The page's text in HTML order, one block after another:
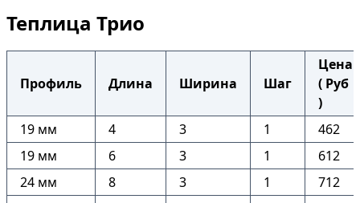
Теплица Трио
Профиль Длина Ширина Шаг
Цена
( Руб
)
19 мм
4 3 1
462
19 мм
6 3 1
612
24 мм
8 3 1
712